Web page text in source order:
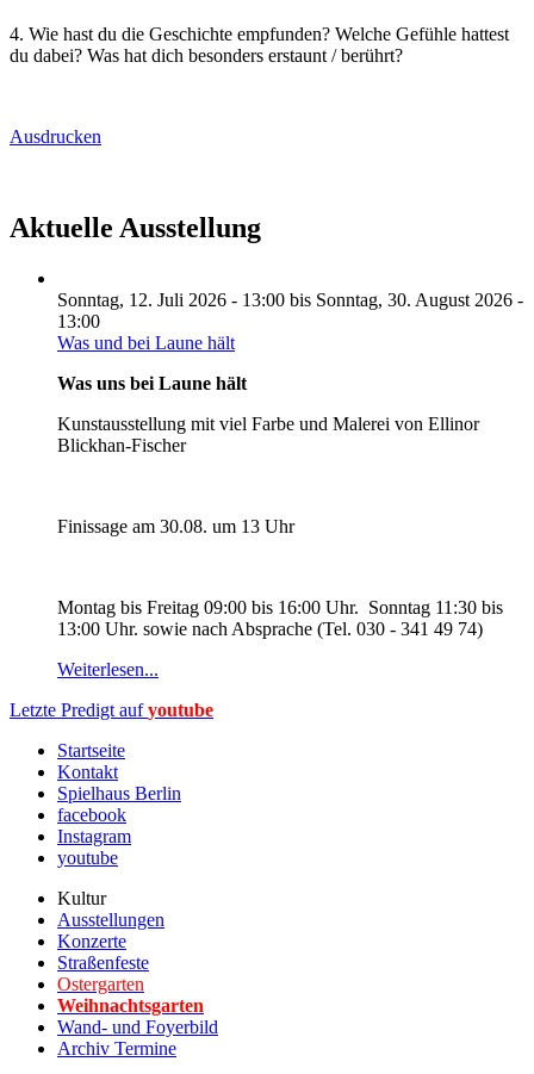
4. Wie hast du die Geschichte empfunden? Welche Gefühle hattest
du dabei? Was hat dich besonders erstaunt / berührt?
Ausdrucken
Aktuelle Ausstellung
Sonntag, 12. Juli 2026 - 13:00 bis Sonntag, 30. August 2026 -
13:00
Was und bei Laune hält
Was uns bei Laune hält
Kunstausstellung mit viel Farbe und Malerei von Ellinor
Blickhan-Fischer
Finissage am 30.08. um 13 Uhr
Montag bis Freitag 09:00 bis 16:00 Uhr. Sonntag 11:30 bis
13:00 Uhr. sowie nach Absprache (Tel. 030 - 341 49 74)
Weiterlesen...
Letzte Predigt auf youtube
Startseite
Kontakt
Spielhaus Berlin
facebook
Instagram
youtube
Kultur
Ausstellungen
Konzerte
Straßenfeste
Ostergarten
Weihnachtsgarten
Wand- und Foyerbild
Archiv Termine